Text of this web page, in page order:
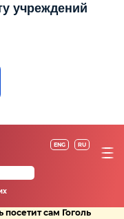
учреждений
ENG RU
сам Гоголь